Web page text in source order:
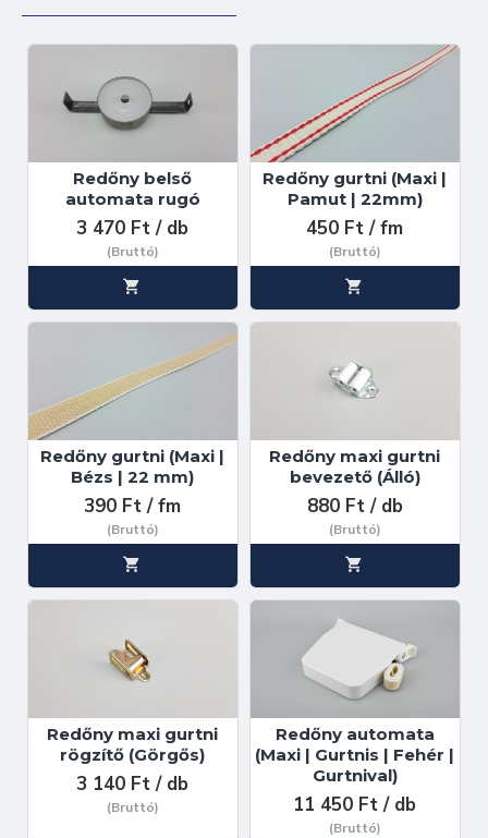
Redőny belső
automata rugó
3 470 Ft / db
(Bruttó)
Redőny gurtni (Maxi |
Pamut | 22mm)
450 Ft / fm
(Bruttó)
Redőny gurtni (Maxi |
Bézs | 22 mm)
390 Ft / fm
(Bruttó)
Redőny maxi gurtni
bevezető (Álló)
880 Ft / db
(Bruttó)
Redőny maxi gurtni
rögzítő (Görgős)
3 140 Ft / db
(Bruttó)
Redőny automata
(Maxi | Gurtnis | Fehér |
Gurtnival)
11 450 Ft / db
(Bruttó)